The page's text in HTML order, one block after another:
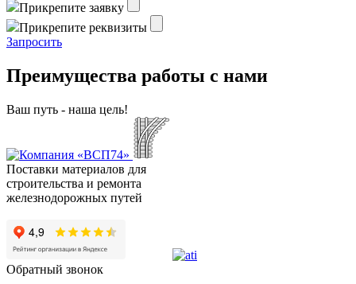
Пpикpeпитe зaявку
Пpикpeпитe peквизиты
Зaпpocить
Преимущества работы с нами
Ваш путь - наша цель!
Поставки материалов для
строительства и ремонта
железнодорожных путей
Обратный звонок